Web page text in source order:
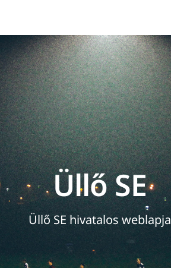
Üllő SE
Üllő SE hivatalos weblapja